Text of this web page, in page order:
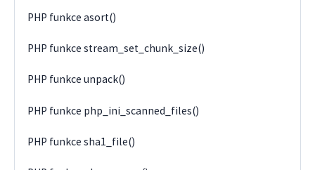
PHP funkce asort()
PHP funkce stream_set_chunk_size()
PHP funkce unpack()
PHP funkce php_ini_scanned_files()
PHP funkce sha1_file()